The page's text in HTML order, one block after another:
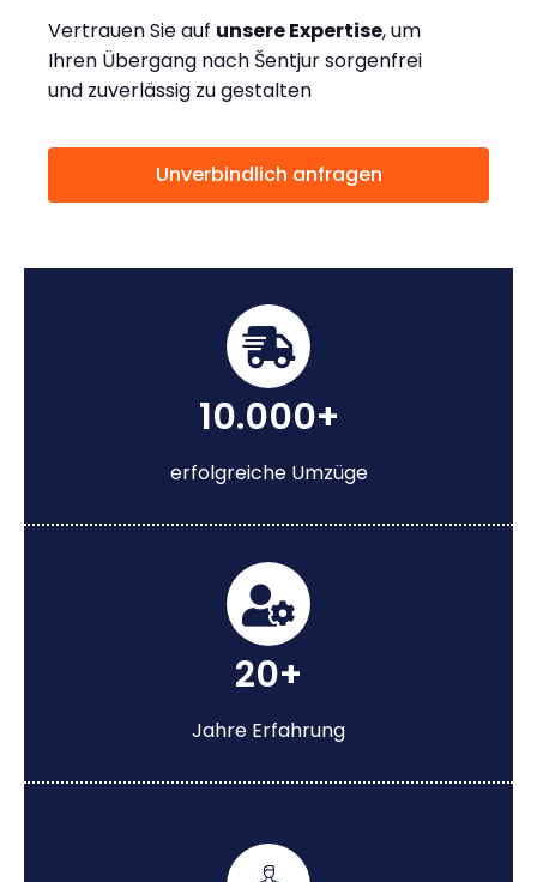
Vertrauen Sie auf unsere Expertise, um
Ihren Übergang nach Šentjur sorgenfrei
und zuverlässig zu gestalten
Unverbindlich anfragen
10.000+
erfolgreiche Umzüge
20+
Jahre Erfahrung